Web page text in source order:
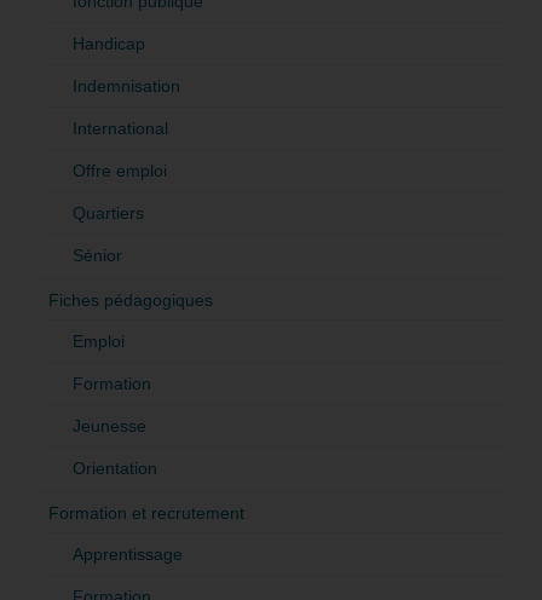
Handicap
Indemnisation
International
Offre emploi
Quartiers
Sénior
Fiches pédagogiques
Emploi
Formation
Jeunesse
Orientation
Formation et recrutement
Apprentissage